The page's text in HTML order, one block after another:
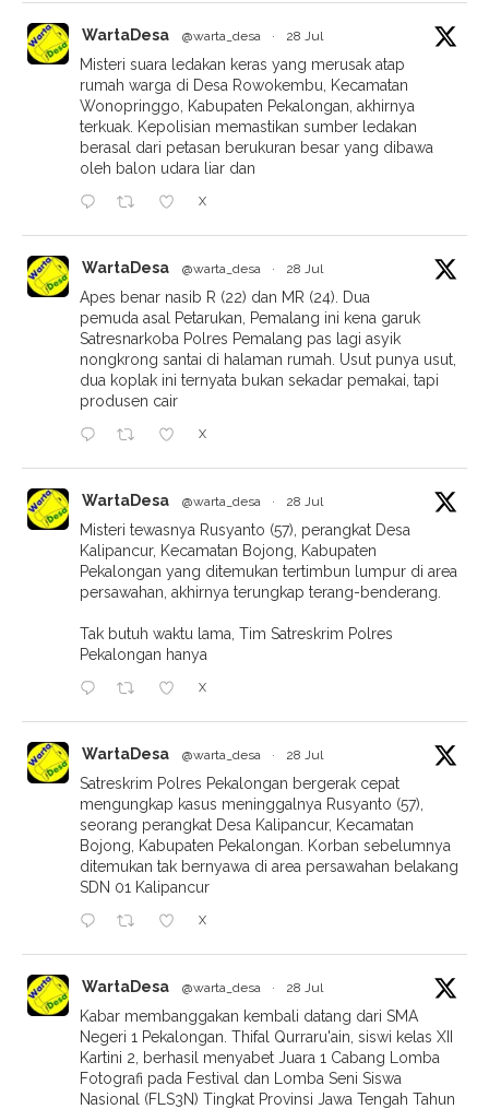
WartaDesa @warta_desa · 28 Jul
Misteri suara ledakan keras yang merusak atap
rumah warga di Desa Rowokembu, Kecamatan
Wonopringgo, Kabupaten Pekalongan, akhirnya
terkuak. Kepolisian memastikan sumber ledakan
berasal dari petasan berukuran besar yang dibawa
oleh balon udara liar dan
X
WartaDesa @warta_desa · 28 Jul
Apes benar nasib R (22) dan MR (24). Dua
pemuda asal Petarukan, Pemalang ini kena garuk
Satresnarkoba Polres Pemalang pas lagi asyik
nongkrong santai di halaman rumah. Usut punya usut,
dua koplak ini ternyata bukan sekadar pemakai, tapi
produsen cair
X
WartaDesa @warta_desa · 28 Jul
Misteri tewasnya Rusyanto (57), perangkat Desa
Kalipancur, Kecamatan Bojong, Kabupaten
Pekalongan yang ditemukan tertimbun lumpur di area
persawahan, akhirnya terungkap terang-benderang.
Tak butuh waktu lama, Tim Satreskrim Polres
Pekalongan hanya
X
WartaDesa @warta_desa · 28 Jul
Satreskrim Polres Pekalongan bergerak cepat
mengungkap kasus meninggalnya Rusyanto (57),
seorang perangkat Desa Kalipancur, Kecamatan
Bojong, Kabupaten Pekalongan. Korban sebelumnya
ditemukan tak bernyawa di area persawahan belakang
SDN 01 Kalipancur
X
WartaDesa @warta_desa · 28 Jul
Kabar membanggakan kembali datang dari SMA
Negeri 1 Pekalongan. Thifal Qurraru'ain, siswi kelas XII
Kartini 2, berhasil menyabet Juara 1 Cabang Lomba
Fotografi pada Festival dan Lomba Seni Siswa
Nasional (FLS3N) Tingkat Provinsi Jawa Tengah Tahun